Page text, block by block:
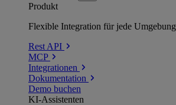
Produkt
Flexible Integration für jede Umgebung
Rest API
MCP
Integrationen
Dokumentation
Demo buchen
KI-Assistenten